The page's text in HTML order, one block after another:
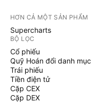
HƠN CẢ MỘT SẢN PHẨM
Supercharts
BỘ LỌC
Cổ phiếu
Quỹ Hoán đổi danh mục
Trái phiếu
Tiền điện tử
Cặp CEX
Cặp DEX